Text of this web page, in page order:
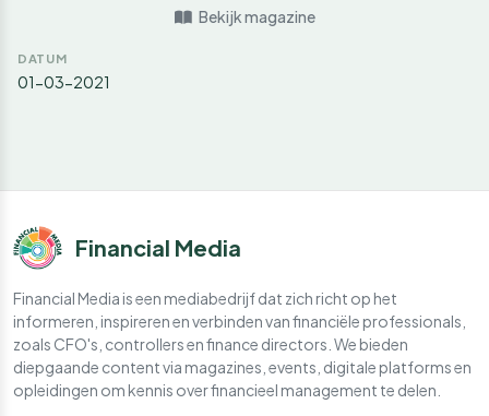
Bekijk magazine
DATUM
01-03-2021
Financial Media
Financial Media is een mediabedrijf dat zich richt op het
informeren, inspireren en verbinden van financiële professionals,
zoals CFO's, controllers en finance directors. We bieden
diepgaande content via magazines, events, digitale platforms en
opleidingen om kennis over financieel management te delen.